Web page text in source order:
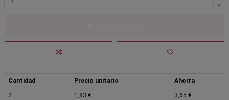
Cantidad Precio unitario Ahorra
2 1,83 € 3,65 €